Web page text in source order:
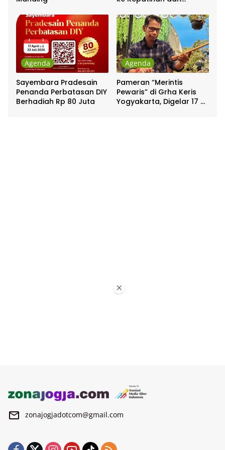
Agenda
Sayembara Pradesain
Penanda Perbatasan DIY
Berhadiah Rp 80 Juta
Agenda
Pameran “Merintis
Pewaris” di Grha Keris
Yogyakarta, Digelar 17 –
zonajogjadotcom@gmail.com
×